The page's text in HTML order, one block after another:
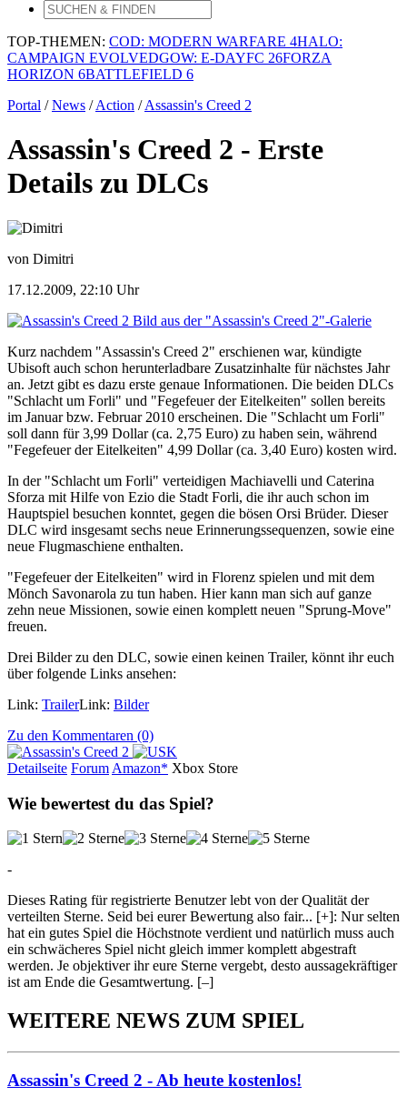
TOP-THEMEN: COD: MODERN WARFARE 4HALO:
CAMPAIGN EVOLVEDGOW: E-DAYFC 26FORZA
HORIZON 6BATTLEFIELD 6
Portal /News /Action /Assassin's Creed 2
Assassin's Creed 2 - Erste
Details zu DLCs
von Dimitri
17.12.2009, 22:10 Uhr
Bild aus der "Assassin's Creed 2"-Galerie
Kurz nachdem "Assassin's Creed 2" erschienen war, kündigte
Ubisoft auch schon herunterladbare Zusatzinhalte für nächstes Jahr
an. Jetzt gibt es dazu erste genaue Informationen. Die beiden DLCs
"Schlacht um Forli" und "Fegefeuer der Eitelkeiten" sollen bereits
im Januar bzw. Februar 2010 erscheinen. Die "Schlacht um Forli"
soll dann für 3,99 Dollar (ca. 2,75 Euro) zu haben sein, während
"Fegefeuer der Eitelkeiten" 4,99 Dollar (ca. 3,40 Euro) kosten wird.
In der "Schlacht um Forli" verteidigen Machiavelli und Caterina
Sforza mit Hilfe von Ezio die Stadt Forli, die ihr auch schon im
Hauptspiel besuchen konntet, gegen die bösen Orsi Brüder. Dieser
DLC wird insgesamt sechs neue Erinnerungssequenzen, sowie eine
neue Flugmaschiene enthalten.
"Fegefeuer der Eitelkeiten" wird in Florenz spielen und mit dem
Mönch Savonarola zu tun haben. Hier kann man sich auf ganze
zehn neue Missionen, sowie einen komplett neuen "Sprung-Move"
freuen.
Drei Bilder zu den DLC, sowie einen keinen Trailer, könnt ihr euch
über folgende Links ansehen:
Link: TrailerLink: Bilder
Zu den Kommentaren (0)
Detailseite Forum Amazon* Xbox Store
Wie bewertest du das Spiel?
-
Dieses Rating für registrierte Benutzer lebt von der Qualität der
verteilten Sterne. Seid bei eurer Bewertung also fair... [+]: Nur selten
hat ein gutes Spiel die Höchstnote verdient und natürlich muss auch
ein schwächeres Spiel nicht gleich immer komplett abgestraft
werden. Je objektiver ihr eure Sterne vergebt, desto aussagekräftiger
ist am Ende die Gesamtwertung. [–]
WEITERE NEWS ZUM SPIEL
Assassin's Creed 2 - Ab heute kostenlos!